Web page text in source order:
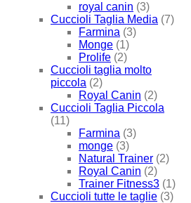
royal canin (3)
Cuccioli Taglia Media (7)
Farmina (3)
Monge (1)
Prolife (2)
Cuccioli taglia molto
piccola (2)
Royal Canin (2)
Cuccioli Taglia Piccola
(11)
Farmina (3)
monge (3)
Natural Trainer (2)
Royal Canin (2)
Trainer Fitness3 (1)
Cuccioli tutte le taglie (3)